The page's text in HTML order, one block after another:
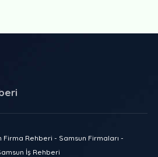
Firma Rehberi - Samsun Firmaları -
İş Rehberi